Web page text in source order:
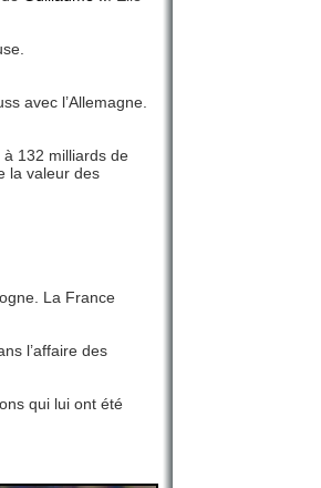
avec l’Allemagne.
132 milliards de
la valeur des
La France
l’affaire des
qui lui ont été